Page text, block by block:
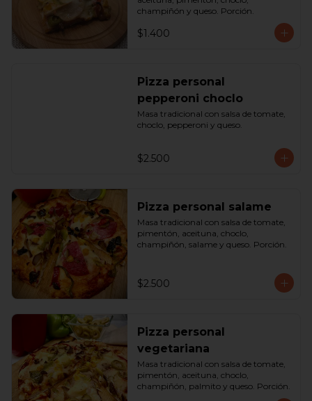
champiñón y queso. Porción.
$1.400
Pizza personal
pepperoni choclo
Masa tradicional con salsa de tomate,
choclo, pepperoni y queso.
$2.500
Pizza personal salame
Masa tradicional con salsa de tomate,
pimentón, aceituna, choclo,
champiñón, salame y queso. Porción.
$2.500
Pizza personal
vegetariana
Masa tradicional con salsa de tomate,
pimentón, aceituna, choclo,
champiñón, palmito y queso. Porción.